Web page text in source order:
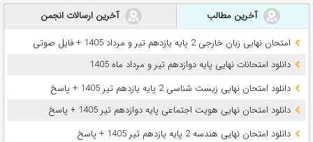
آخرین مطالب
آخرین ارسالات انجمن
امتحان نهایی زبان خارجی 2 پایه یازدهم تیر و مرداد 1405 + فایل صوتی
دانلود امتحانات نهایی پایه دوازدهم تیر و مرداد ماه 1405
دانلود امتحان نهایی زیست شناسی 2 پایه یازدهم تیر 1405 + پاسخ
دانلود امتحان نهایی هویت اجتماعی پایه دوازدهم تیر 1405 + پاسخ
دانلود امتحان نهایی هندسه 2 پایه یازدهم تیر 1405 + پاسخ